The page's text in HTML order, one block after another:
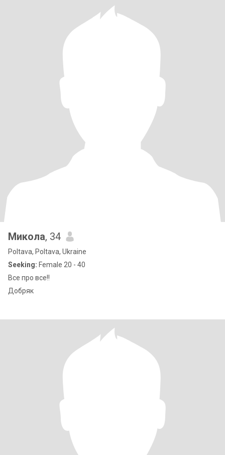
Микола, 34
Poltava, Poltava, Ukraine
Seeking: Female 20 - 40
Все про все!!
Добряк